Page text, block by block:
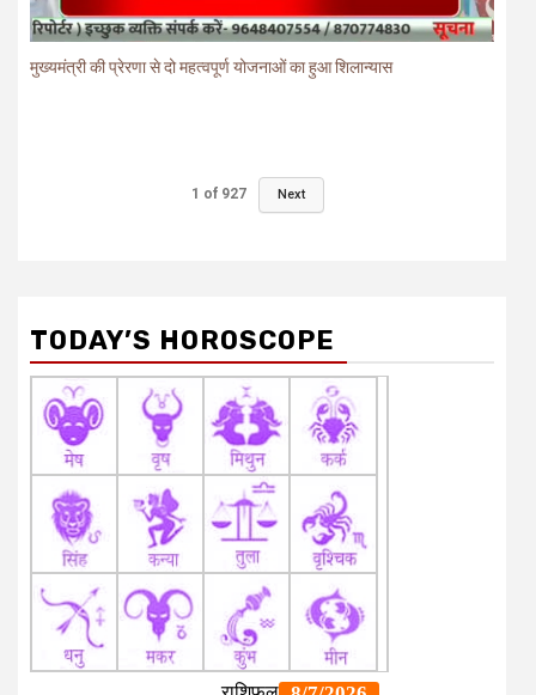
मुख्यमंत्री की प्रेरणा से दो महत्वपूर्ण योजनाओं का हुआ शिलान्यास
1 of 927 Next
TODAY’S HOROSCOPE